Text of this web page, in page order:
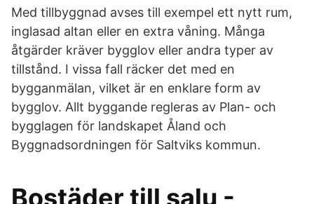
Med tillbyggnad avses till exempel ett nytt rum,
inglasad altan eller en extra våning. Många
åtgärder kräver bygglov eller andra typer av
tillstånd. I vissa fall räcker det med en
bygganmälan, vilket är en enklare form av
bygglov. Allt byggande regleras av Plan- och
bygglagen för landskapet Åland och
Byggnadsordningen för Saltviks kommun.
Bostäder till salu -